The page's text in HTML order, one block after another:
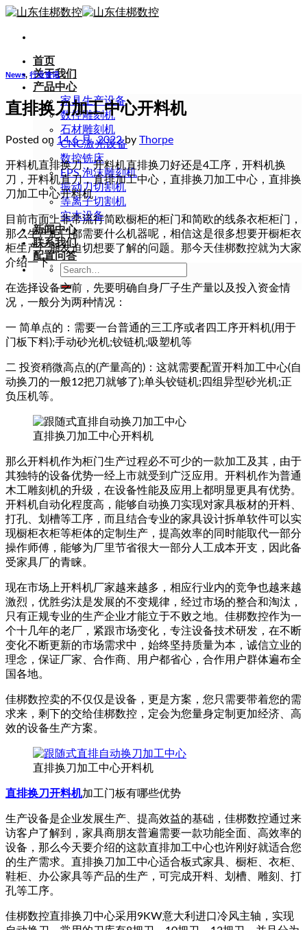
Skip
content
首页
关于我们
产品中心
家具生产设备
数控雕刻机
石材雕刻机
CNC激光设备
数控铣床
EPS 泡沫雕刻机
振动刀切割机
等离子切割机
实木设备
新闻中心
联系我们
配置问答
Search
for:
News, 行业资讯
直排换刀加工中心开料机
Posted on 14 6 月, 2022by Thorpe
开料机直排换刀，开料机直排换刀好还是4工序，开料机换
刀，开料机直刀，直排加工中心，直排换刀加工中心，直排换
刀加工中心开料机
目前市面上非常流行简欧橱柜的柜门和简欧的线条衣柜柜门，
那么生产柜门都需要什么机器呢，相信这是很多想要开橱柜衣
柜生产厂朋友迫切想要了解的问题。那今天佳梆数控就为大家
介绍一下。
在选择设备之前，先要明确自身厂子生产量以及投入资金情
况，一般分为两种情况：
一 简单点的：需要一台普通的三工序或者四工序开料机(用于
门板下料);手动砂光机;铰链机;吸塑机等
二 投资稍微高点的(产量高的)：这就需要配置开料加工中心(自
动换刀的一般12把刀就够了);单头铰链机;四组异型砂光机;正
负压机等。
直排换刀加工中心开料机
那么开料机作为柜门生产过程必不可少的一款加工及其，由于
其独特的设备优势一经上市就受到广泛应用。开料机作为普通
木工雕刻机的升级，在设备性能及应用上都明显更具有优势。
开料机自动化程度高，能够自动换刀实现对家具板材的开料、
打孔、划槽等工序，而且结合专业的家具设计拆单软件可以实
现橱柜衣柜等柜体的定制生产，提高效率的同时能取代一部分
操作师傅，能够为厂里节省很大一部分人工成本开支，因此备
受家具厂的青睐。
现在市场上开料机厂家越来越多，相应行业内的竞争也越来越
激烈，优胜劣汰是发展的不变规律，经过市场的整合和淘汰，
只有正规专业的生产企业才能立于不败之地。佳梆数控作为一
个十几年的老厂，紧跟市场变化，专注设备技术研发，在不断
变化不断更新的市场需求中，始终坚持质量为本，诚信立业的
理念，保证厂家、合作商、用户都省心，合作用户群体遍布全
国各地。
佳梆数控卖的不仅仅是设备，更是方案，您只需要带着您的需
求来，剩下的交给佳梆数控，定会为您量身定制更加经济、高
效的设备生产方案。
直排换刀加工中心开料机
直排换刀开料机加工门板有哪些优势
生产设备是企业发展生产、提高效益的基础，佳梆数控通过来
访客户了解到，家具商朋友普遍需要一款功能全面、高效率的
设备，那么今天要介绍的这款直排加工中心也许刚好就适合您
的生产需求。直排换刀加工中心适合板式家具、橱柜、衣柜、
鞋柜、办公家具等产品的生产，可完成开料、划槽、雕刻、打
孔等工序。
佳梆数控直排换刀中心采用9KW意大利进口冷风主轴，实现